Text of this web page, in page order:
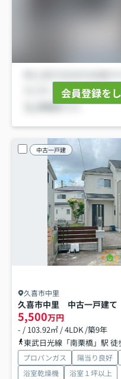
会員登録を
中古一戸建
久喜市中里
久喜市中里 中古一戸建て
5,500万円
- / 103.92㎡ / 4LDK /築9年
東武日光線「南栗橋」駅 徒
プロパンガス 陽当り良好
浴室乾燥機
浴室１坪以上